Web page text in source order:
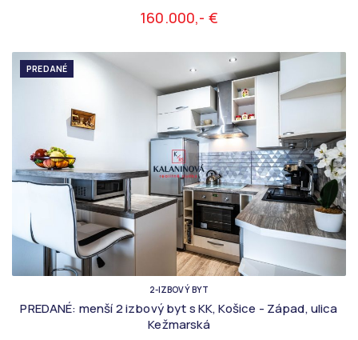
160.000,- €
PREDANÉ
2-IZBOVÝ BYT
PREDANÉ: menší 2 izbový byt s KK, Košice - Západ, ulica
Kežmarská